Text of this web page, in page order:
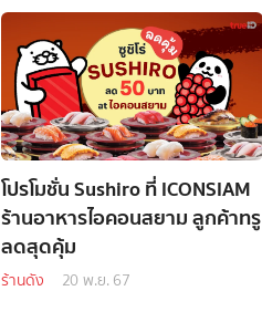
โปรโมชั่น Sushiro ที่ ICONSIAM
ร้านอาหารไอคอนสยาม ลูกค้าทรู
ลดสุดคุ้ม
ร้านดัง 20 พ.ย. 67